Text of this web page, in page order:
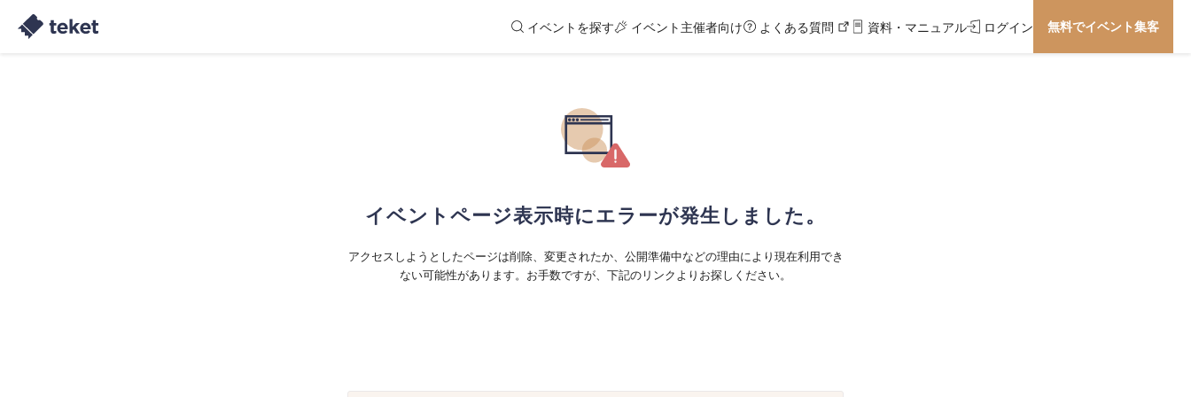
イベントを探す イベント主催者向け よくある質問 資料・マニュアル ログイン 無料でイベント集客
イベントページ表示時にエラーが発生しました。
アクセスしようとしたページは削除、変更されたか、公開準備中などの理由により現在利用でき
ない可能性があります。お手数ですが、下記のリンクよりお探しください。